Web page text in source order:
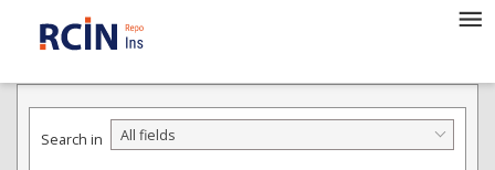
ADVANCED SEARCH
Search in All fields